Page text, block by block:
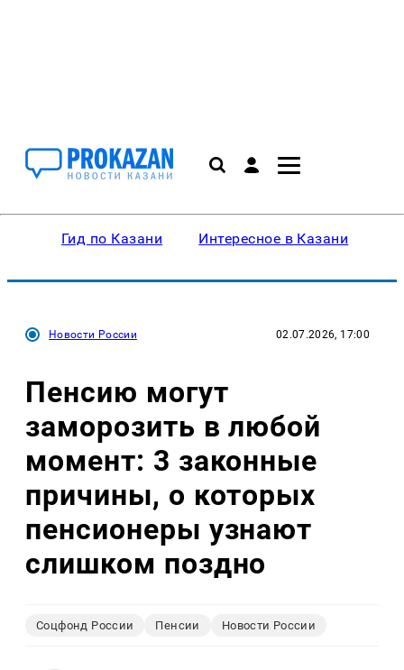
Гид по Казани Интересное в Казани
Новости России 02.07.2026, 17:00
Пенсию могут
заморозить в любой
момент: 3 законные
причины, о которых
пенсионеры узнают
слишком поздно
Соцфонд России Пенсии Новости России